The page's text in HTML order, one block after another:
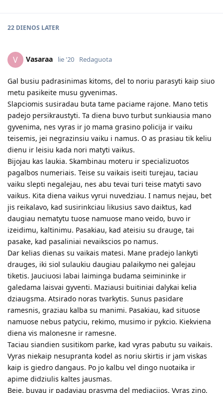
22 DIENOS LATER
V Vasaraa lie '20 Redaguota
Gal busiu padrasinimas kitoms, del to noriu parasyti kaip siuo
metu pasikeite musu gyvenimas.
Slapciomis susiradau buta tame paciame rajone. Mano tetis
padejo persikraustyti. Ta diena buvo turbut sunkiausia mano
gyvenima, nes vyras ir jo mama grasino policija ir vaiku
teisemis, jei negrazinsiu vaiku i namus. O as prasiau tik keliu
dienu ir leisiu kada nori matyti vaikus.
Bijojau kas laukia. Skambinau moteru ir specializuotos
pagalbos numeriais. Teise su vaikais iseiti turejau, taciau
vaiku slepti negalejau, nes abu tevai turi teise matyti savo
vaikus. Kita diena vaikus vyrui nuvedziau. I namus nejau, bet
jis reikalavo, kad susirinkciau likusius savo daiktus, kad
daugiau nematytu tuose namuose mano veido, buvo ir
izeidimu, kaltinimu. Pasakiau, kad ateisiu su drauge, tai
pasake, kad pasaliniai nevaikscios po namus.
Dar kelias dienas su vaikais matesi. Mane pradejo lankyti
drauges, iki siol sulaukiu daugiau palaikymo nei galejau
tiketis. Jauciuosi labai laiminga budama seimininke ir
galedama laisvai gyventi. Maziausi buitiniai dalykai kelia
dziaugsma. Atsirado noras tvarkytis. Sunus pasidare
ramesnis, graziau kalba su manimi. Pasakiau, kad situose
namuose nebus patyciu, rekimo, musimo ir pykcio. Kiekviena
diena vis malonesne ir ramesne.
Taciau siandien susitikom parke, kad vyras pabutu su vaikais.
Vyras niekaip nesupranta kodel as noriu skirtis ir jam viskas
kaip is giedro dangaus. Po jo kalbu vel dingo nuotaika ir
apime didziulis kaltes jausmas.
Beje, buvau ir padaviau prasyma del mediacijos. Vyras zino,